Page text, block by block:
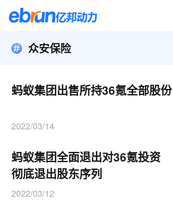
众安保险
蚂蚁集团出售所持36氪全部股份
2022/03/14
蚂蚁集团全面退出对36氪投资
彻底退出股东序列
2022/03/12